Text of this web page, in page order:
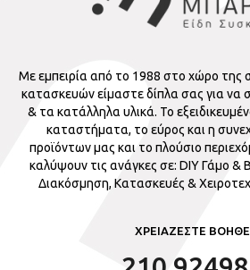
Με εμπειρία από το 1988 στο χώρο της
κατασκευών είμαστε δίπλα σας για να
& τα κατάλληλα υλικά. Το
καταστήματα, το εύρος και η
προϊόντων μας και το πλούσιο
καλύψουν τις ανάγκες σε: DIY Γάμο &
Διακόσμηση, Κατασκευές &
ΧΡΕΙΑΖΕΣΤΕ